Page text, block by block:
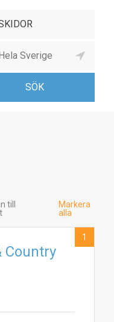
till
Markera
alla
Country
1